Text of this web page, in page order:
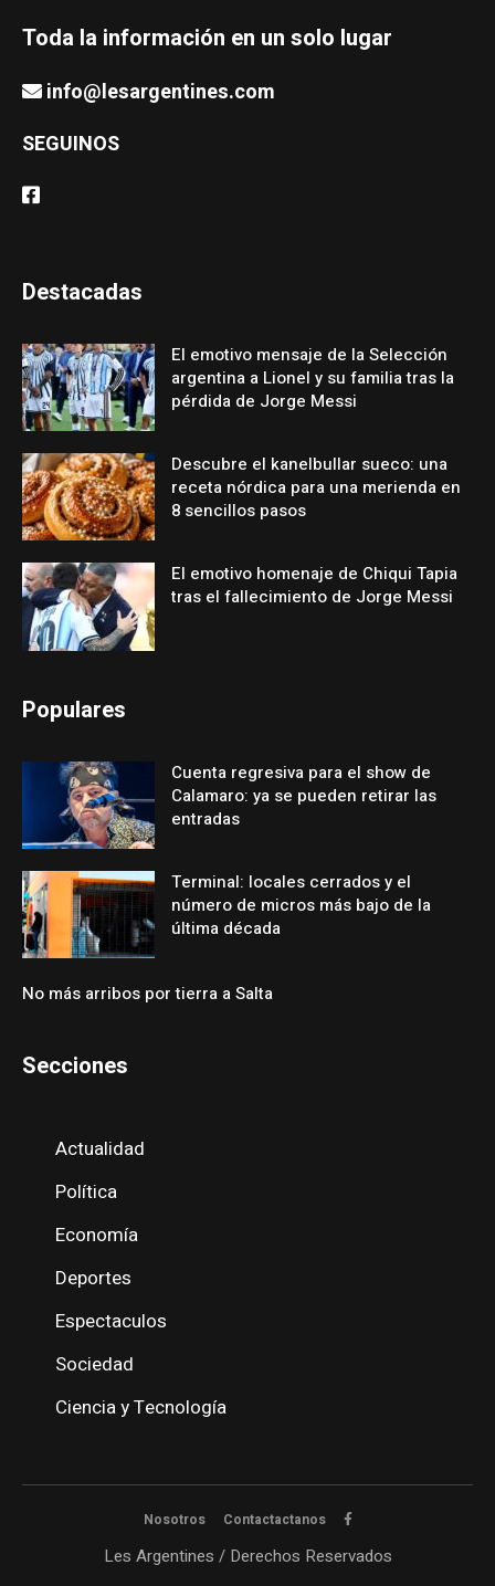
Toda la información en un solo lugar
info@lesargentines.com
SEGUINOS
Destacadas
El emotivo mensaje de la Selección
argentina a Lionel y su familia tras la
pérdida de Jorge Messi
Descubre el kanelbullar sueco: una
receta nórdica para una merienda en
8 sencillos pasos
El emotivo homenaje de Chiqui Tapia
tras el fallecimiento de Jorge Messi
Populares
Cuenta regresiva para el show de
Calamaro: ya se pueden retirar las
entradas
Terminal: locales cerrados y el
número de micros más bajo de la
última década
No más arribos por tierra a Salta
Secciones
Actualidad
Política
Economía
Deportes
Espectaculos
Sociedad
Ciencia y Tecnología
Nosotros Contactactanos
Les Argentines / Derechos Reservados